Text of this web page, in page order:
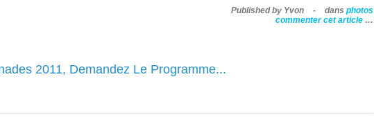
Published by Yvon - dans photos
commenter cet article …
2011, Demandez Le Programme...